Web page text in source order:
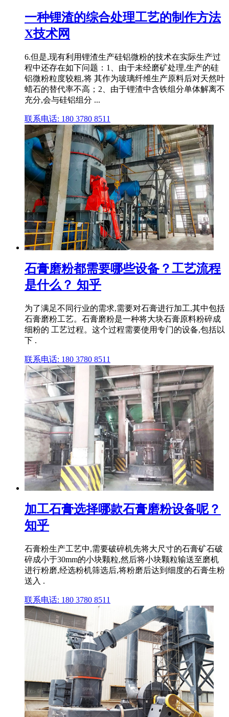
一种锂渣的综合处理工艺的制作方法
X技术网
6.但是,现有利用锂渣生产硅铝微粉的技术在实际生产过
程中还存在如下问题：1、由于未经磨矿处理,生产的硅
铝微粉粒度较粗,将 其作为玻璃纤维生产原料后对天然叶
蜡石的替代率不高；2、由于锂渣中含铁组分单体解离不
充分,会与硅铝组分 ...
联系电话: 180 3780 8511
石膏磨粉都需要哪些设备？工艺流程
是什么？ 知乎
为了满足不同行业的需求,需要对石膏进行加工,其中包括
石膏磨粉工艺。石膏磨粉是一种将大块石膏原料粉碎成
细粉的 工艺过程。这个过程需要使用专门的设备,包括以
下 .
联系电话: 180 3780 8511
加工石膏选择哪款石膏磨粉设备呢？
知乎
石膏粉生产工艺中,需要破碎机先将大尺寸的石膏矿石破
碎成小于30mm的小块颗粒,然后将小块颗粒输送至磨机
进行粉磨,经选粉机筛选后,将粉磨后达到细度的石膏生粉
送入 .
联系电话: 180 3780 8511